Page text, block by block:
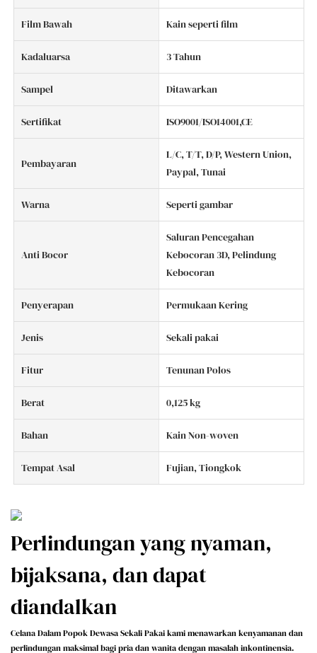
Film Bawah Kain seperti film
Kadaluarsa 3 Tahun
Sampel Ditawarkan
Sertifikat ISO9001/ISO14001,CE
Pembayaran
L/C, T/T, D/P, Western Union,
Paypal, Tunai
Warna Seperti gambar
Anti Bocor
Saluran Pencegahan
Kebocoran 3D, Pelindung
Kebocoran
Penyerapan Permukaan Kering
Jenis Sekali pakai
Fitur Tenunan Polos
Berat 0,125 kg
Bahan Kain Non-woven
Tempat Asal Fujian, Tiongkok
Perlindungan yang nyaman,
bijaksana, dan dapat
diandalkan
Celana Dalam Popok Dewasa Sekali Pakai kami menawarkan kenyamanan dan
perlindungan maksimal bagi pria dan wanita dengan masalah inkontinensia.